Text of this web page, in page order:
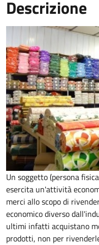
Descrizione
Un soggetto (persona
esercita un'attività
merci allo scopo di
economico diverso
ultimi infatti acquistano
prodotti, non per